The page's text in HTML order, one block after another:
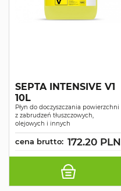
SEPTA INTENSIVE V1
10L
Płyn do doczyszczania powierzchni
z zabrudzeń tłuszczowych,
olejowych i innych
cena brutto: 172.20 PLN